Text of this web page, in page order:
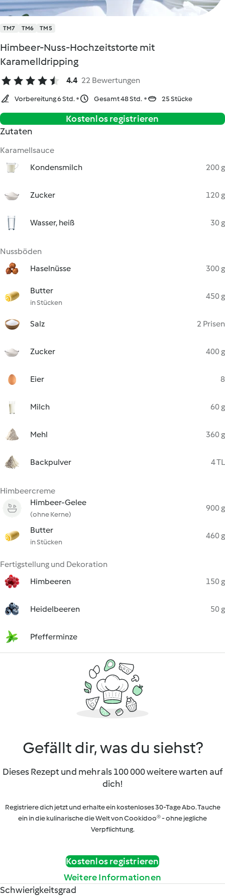
TM7 TM6 TM5
Himbeer-Nuss-Hochzeitstorte mit
Karamelldripping
4.4 22 Bewertungen
Vorbereitung 6 Std. Gesamt 48 Std. 25 Stücke
Kostenlos registrieren
Zutaten
Karamellsauce
Kondensmilch
200 g
Zucker 120 g
Wasser, heiß 30 g
Nussböden
Haselnüsse
300 g
Butter
in Stücken
450 g
Salz 2 Prisen
Zucker 400 g
Eier 8
Milch 60 g
Mehl 360 g
Backpulver 4 TL
Himbeercreme
Himbeer-Gelee
(ohne Kerne)
900 g
Butter
in Stücken
460 g
Fertigstellung und Dekoration
Himbeeren
150 g
Heidelbeeren 50 g
Pfefferminze
Gefällt dir, was du siehst?
Dieses Rezept und mehr als 100 000 weitere warten auf
dich!
Registriere dich jetzt und erhalte ein kostenloses 30-Tage Abo. Tauche
ein in die kulinarische die Welt von Cookidoo® - ohne jegliche
Verpflichtung.
Kostenlos registrieren
Weitere Informationen
Schwierigkeitsgrad